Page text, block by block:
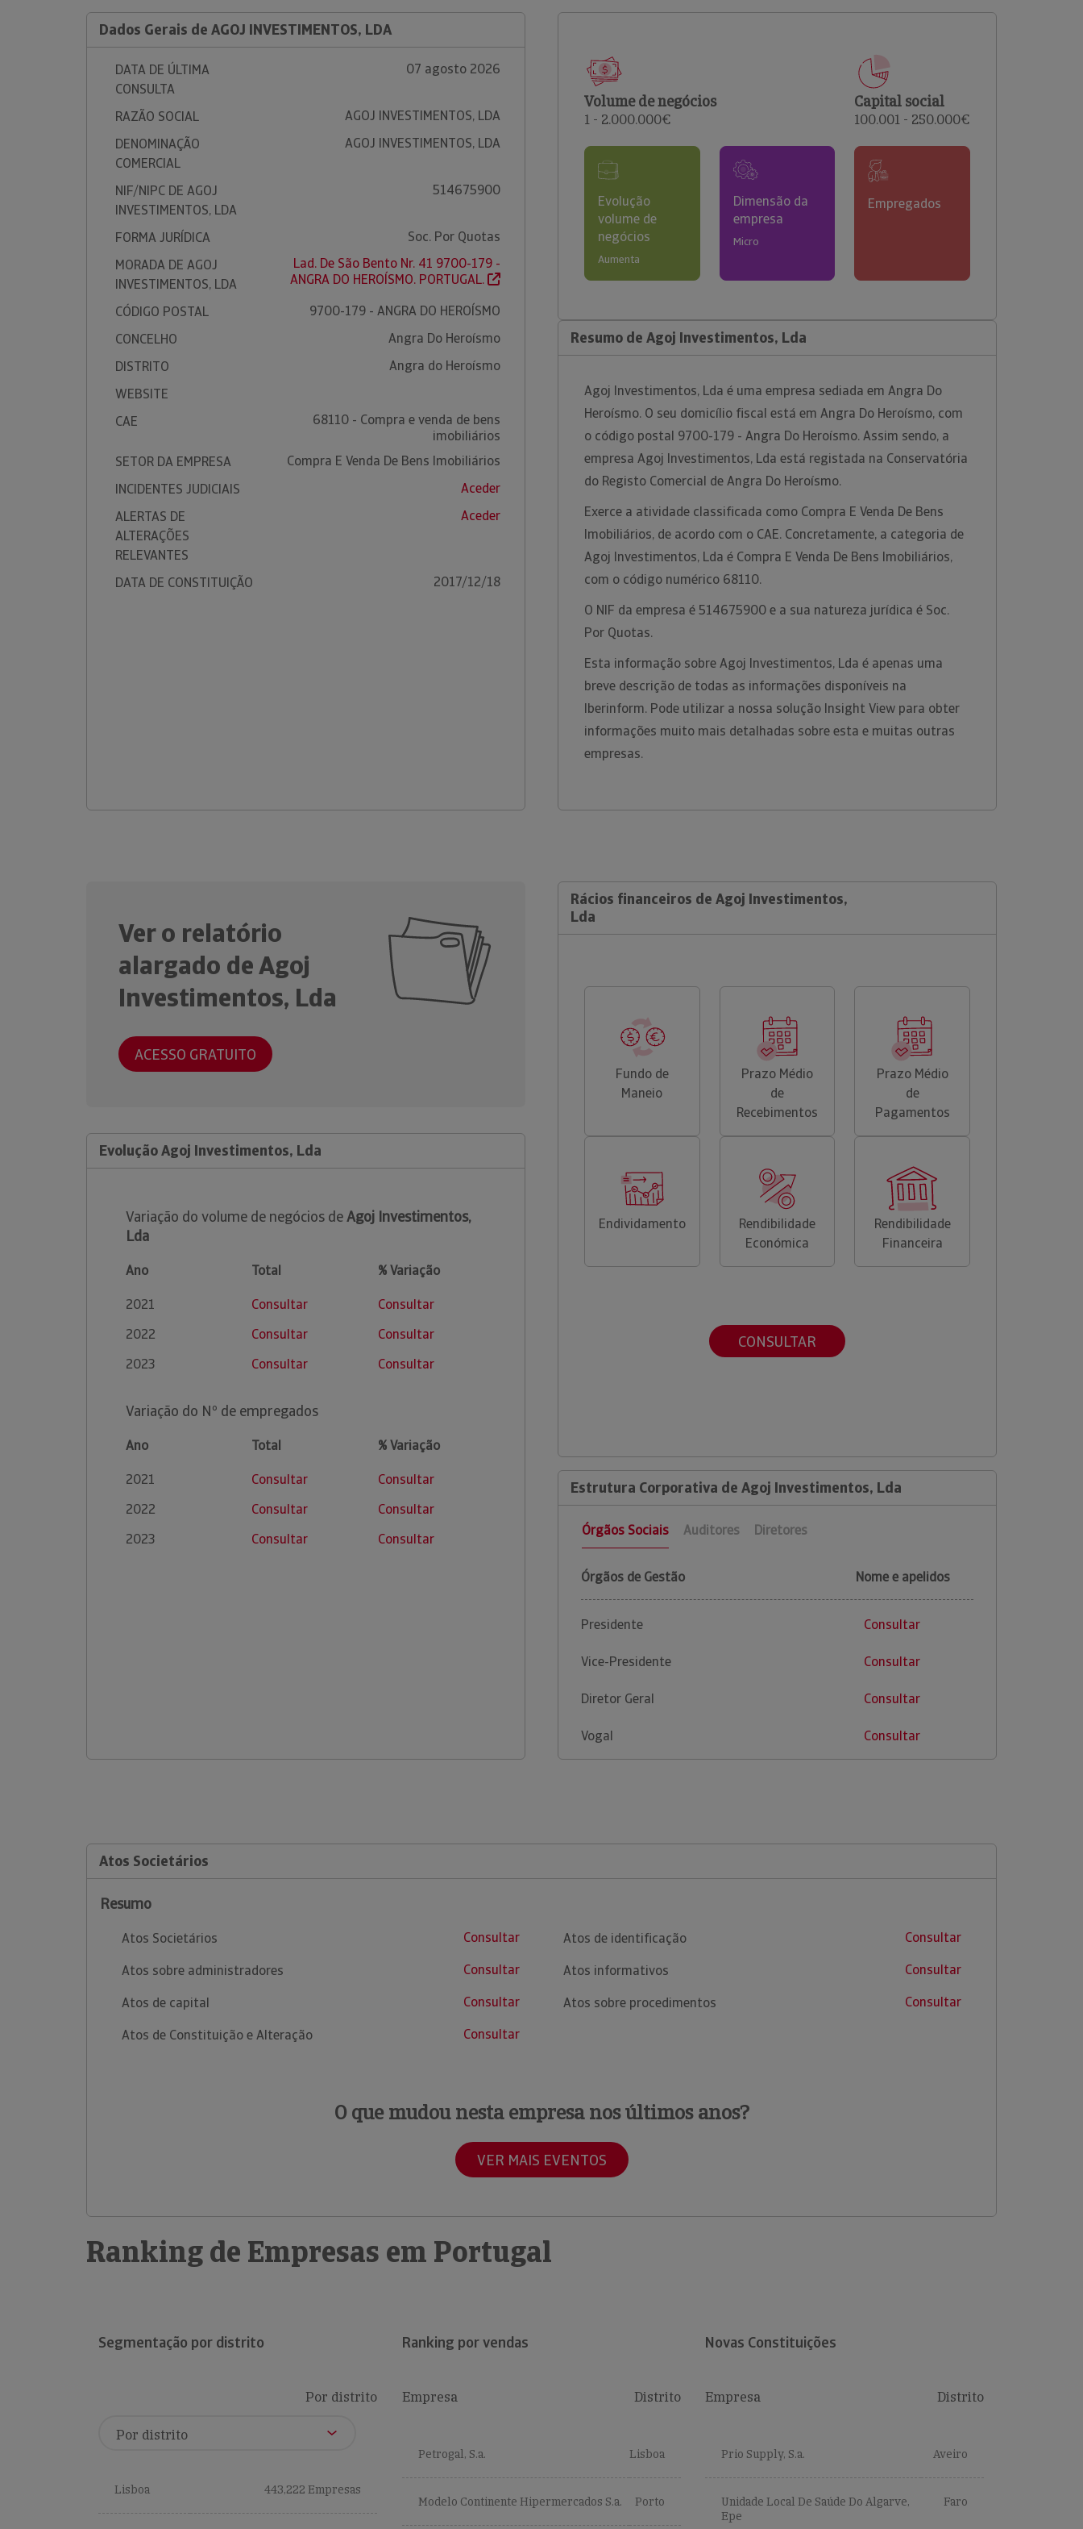
comerciais e analisar o risco de incumprimento dos
Dados Gerais de AGOJ INVESTIMENTOS, LDA
DATA DE ÚLTIMA
CONSULTA
07 agosto 2026
RAZÃO SOCIAL
AGOJ INVESTIMENTOS, LDA
DENOMINAÇÃO
COMERCIAL
AGOJ INVESTIMENTOS, LDA
NIF/NIPC DE AGOJ
INVESTIMENTOS, LDA
514675900
FORMA JURÍDICA
Soc. Por Quotas
MORADA DE AGOJ
INVESTIMENTOS, LDA
Lad. De São Bento Nr. 41 9700-179 -
ANGRA DO HEROÍSMO. PORTUGAL.
CÓDIGO POSTAL
9700-179 - ANGRA DO HEROÍSMO
CONCELHO
Angra Do Heroísmo
DISTRITO
Angra do Heroísmo
WEBSITE
CAE
68110 - Compra e venda de bens
imobiliários
SETOR DA EMPRESA
Compra E Venda De Bens Imobiliários
INCIDENTES JUDICIAIS
Aceder
ALERTAS DE
ALTERAÇÕES
RELEVANTES
Aceder
DATA DE CONSTITUIÇÃO 2017/12/18
Volume de negócios
1 - 2.000.000€
Capital social
100.001 - 250.000€
Evolução
volume de
negócios
Aumenta
Dimensão da
empresa
Micro
Empregados
Resumo de Agoj Investimentos, Lda
Agoj Investimentos, Lda é uma empresa sediada em Angra Do
Heroísmo. O seu domicílio fiscal está em Angra Do Heroísmo, com
o código postal 9700-179 - Angra Do Heroísmo. Assim sendo, a
empresa Agoj Investimentos, Lda está registada na Conservatória
do Registo Comercial de Angra Do Heroísmo.
Exerce a atividade classificada como Compra E Venda De Bens
Imobiliários, de acordo com o CAE. Concretamente, a categoria de
Agoj Investimentos, Lda é Compra E Venda De Bens Imobiliários,
com o código numérico 68110.
O NIF da empresa é 514675900 e a sua natureza jurídica é Soc.
Por Quotas.
Esta informação sobre Agoj Investimentos, Lda é apenas uma
breve descrição de todas as informações disponíveis na
Iberinform. Pode utilizar a nossa solução Insight View para obter
informações muito mais detalhadas sobre esta e muitas outras
empresas.
Ver o relatório
alargado de Agoj
Investimentos, Lda
ACESSO GRATUITO
Evolução Agoj Investimentos, Lda
Variação do volume de negócios deAgoj Investimentos,
Lda
Ano Total
% Variação
2021
Consultar
Consultar
2022
Consultar
Consultar
2023
Consultar Consultar
Variação do Nº de empregados
Ano Total
% Variação
2021
Consultar
Consultar
2022
Consultar
Consultar
2023
Consultar Consultar
Rácios financeiros de Agoj Investimentos,
Lda
Fundo de
Maneio
Prazo Médio
de
Recebimentos
Prazo Médio
de
Pagamentos
Endividamento
Rendibilidade
Económica
Rendibilidade
Financeira
CONSULTAR
Estrutura Corporativa de Agoj Investimentos, Lda
Órgãos Sociais Auditores Diretores
Órgãos de Gestão Nome e apelidos
Presidente Consultar
Vice-Presidente Consultar
Diretor Geral Consultar
Vogal Consultar
Atos Societários
Resumo
Atos Societários
Consultar
Atos sobre administradores
Consultar
Atos de capital
Consultar
Atos de Constituição e Alteração
Consultar
Atos de identificação
Consultar
Atos informativos
Consultar
Atos sobre procedimentos
Consultar
O que mudou nesta empresa nos últimos anos?
VER MAIS EVENTOS
Ranking de Empresas em Portugal
Segmentação por distrito
Por distrito
Lisboa 443,222 Empresas
Ranking por vendas
Empresa Distrito
Petrogal, S.a. Lisboa
Modelo Continente Hipermercados S.a. Porto
Novas Constituições
Empresa Distrito
Prio Supply, S.a. Aveiro
Unidade Local De Saúde Do Algarve,
Epe
Faro